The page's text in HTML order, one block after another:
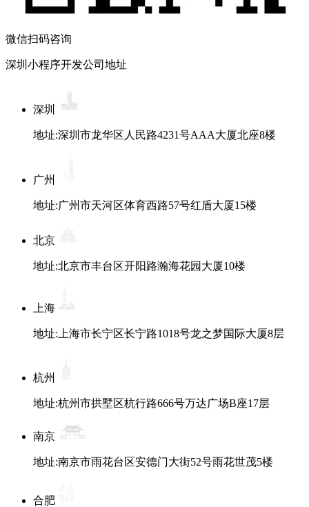
微信扫码咨询
深圳小程序开发公司地址
深圳
地址:深圳市龙华区人民路4231号AAA大厦北座8楼
广州
地址:广州市天河区体育西路57号红盾大厦15楼
北京
地址:北京市丰台区开阳路瀚海花园大厦10楼
上海
地址:上海市长宁区长宁路1018号龙之梦国际大厦8层
杭州
地址:杭州市拱墅区杭行路666号万达广场B座17层
南京
地址:南京市雨花台区安德门大街52号雨花世茂5楼
合肥